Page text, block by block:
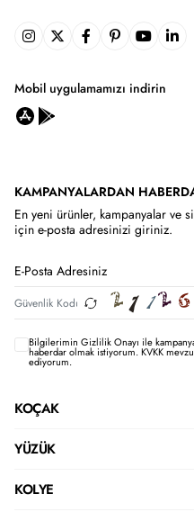
Mobil uygulamamızı indirin
KAMPANYALARDAN
En yeni ürünler, kampanyalar ve
için e-posta adresinizi giriniz.
Bilgilerimin Gizlilik Onayı ile
haberdar olmak istiyorum.KVKK
ediyorum.
KOÇAK
YÜZÜK
KOLYE